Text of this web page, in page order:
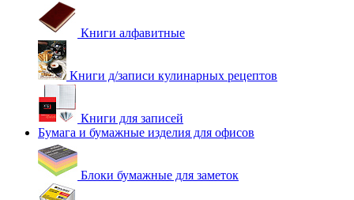
Книги алфавитные
Книги д/записи кулинарных рецептов
Книги для записей
Бумага и бумажные изделия для офисов
Блоки бумажные для заметок